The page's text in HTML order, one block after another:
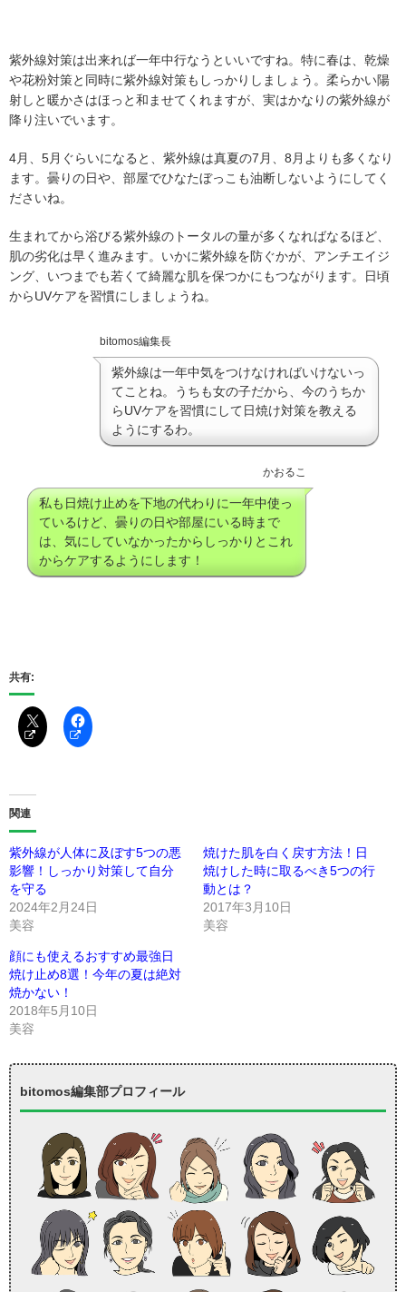
紫外線対策は出来れば一年中行なうといいですね。特に春は、乾燥
や花粉対策と同時に紫外線対策もしっかりしましょう。柔らかい陽
射しと暖かさはほっと和ませてくれますが、実はかなりの紫外線が
降り注いでいます。
4月、5月ぐらいになると、紫外線は真夏の7月、8月よりも多くなり
ます。曇りの日や、部屋でひなたぼっこも油断しないようにしてく
ださいね。
生まれてから浴びる紫外線のトータルの量が多くなればなるほど、
肌の劣化は早く進みます。いかに紫外線を防ぐかが、アンチエイジ
ング、いつまでも若くて綺麗な肌を保つかにもつながります。日頃
からUVケアを習慣にしましょうね。
bitomos編集長
紫外線は一年中気をつけなければいけないっ
てことね。うちも女の子だから、今のうちか
らUVケアを習慣にして日焼け対策を教える
ようにするわ。
かおるこ
私も日焼け止めを下地の代わりに一年中使っ
ているけど、曇りの日や部屋にいる時まで
は、気にしていなかったからしっかりとこれ
からケアするようにします！
共有:
関連
紫外線が人体に及ぼす5つの悪
影響！しっかり対策して自分
を守る
2024年2月24日
美容
焼けた肌を白く戻す方法！日
焼けした時に取るべき5つの行
動とは？
2017年3月10日
美容
顔にも使えるおすすめ最強日
焼け止め8選！今年の夏は絶対
焼かない！
2018年5月10日
美容
bitomos編集部プロフィール